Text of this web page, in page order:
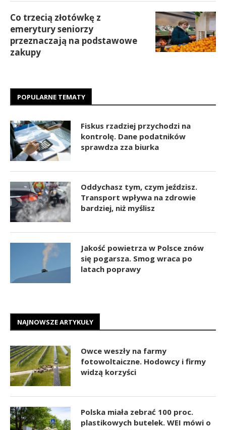
Co trzecią złotówkę z
emerytury seniorzy
przeznaczają na podstawowe
zakupy
POPULARNE TEMATY
Fiskus rzadziej przychodzi na
kontrolę. Dane podatników
sprawdza zza biurka
Oddychasz tym, czym jeździsz.
Transport wpływa na zdrowie
bardziej, niż myślisz
Jakość powietrza w Polsce znów
się pogarsza. Smog wraca po
latach poprawy
NAJNOWSZE ARTYKUŁY
Owce weszły na farmy
fotowoltaiczne. Hodowcy i firmy
widzą korzyści
Polska miała zebrać 100 proc.
plastikowych butelek. WEI mówi o